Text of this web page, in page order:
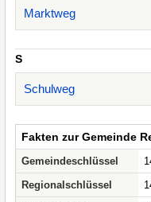
Marktweg
S
Schulweg
Fakten zur Gemeinde
Gemeindeschlüssel
Regionalschlüssel